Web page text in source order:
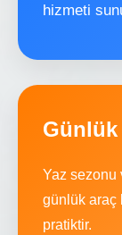
hizmeti
Günlük
Yaz sezonu
günlük araç
pratiktir.